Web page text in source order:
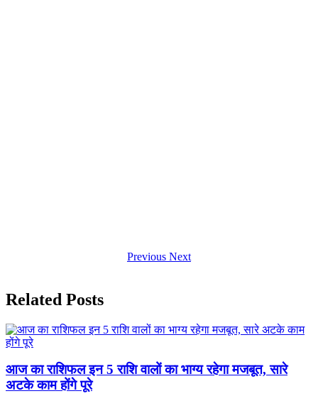
Previous Next
Related Posts
आज का राशिफल इन 5 राशि वालों का भाग्य रहेगा मजबूत, सारे
अटके काम होंगे पूरे